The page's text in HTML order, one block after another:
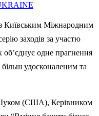
з Київським Міжнародним
заходів за участю
об’єднує одне прагнення
удосконаленим та
Шуком (США), Керівником